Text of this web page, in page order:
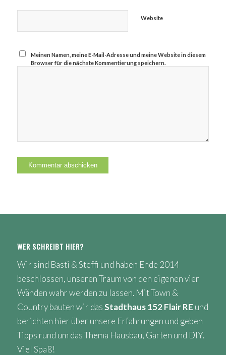
Website
Meinen Namen, meine E-Mail-Adresse und meine Website in diesem
Browser für die nächste Kommentierung speichern.
WER SCHREIBT HIER?
Wir sind Basti & Steffi und haben Ende 2014
beschlossen, unseren Traum von den eigenen vier
Wänden wahr werden zu lassen. Mit Town &
Country bauten wir dasStadthaus 152 Flair RE und
berichten hier über unsere Erfahrungen und geben
Tipps rund um das Thema Hausbau, Garten und DIY.
Viel Spaß!